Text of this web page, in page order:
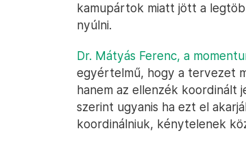
kamupártok miatt jött a
nyúlni.
Dr. Mátyás Ferenc, a
egyértelmű, hogy a tervezet
hanem az ellenzék koordinált
szerint ugyanis ha ezt el
koordinálniuk, kénytelenek